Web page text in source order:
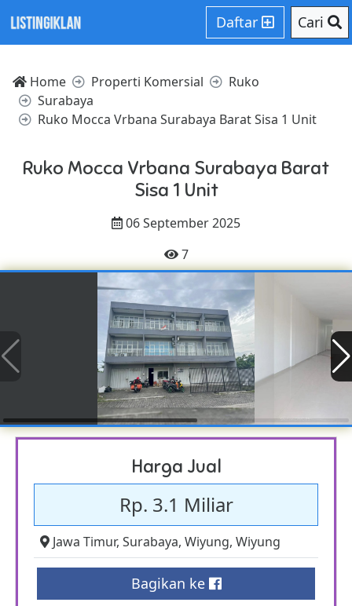
Daftar Cari
Home Properti Komersial
Ruko
Surabaya
Ruko Mocca Vrbana Surabaya Barat Sisa 1 Unit
Ruko Mocca Vrbana Surabaya Barat
Sisa 1 Unit
06 September 2025
7
Harga Jual
Rp. 3.1 Miliar
Jawa Timur, Surabaya, Wiyung, Wiyung
Bagikan ke